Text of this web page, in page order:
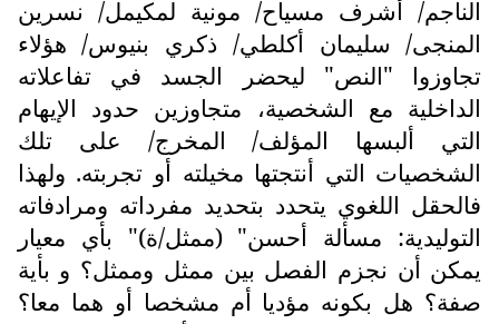
الناجم/ أشرف مسياح/ مونية لمكيمل/ نسرين
المنجى/ سليمان أكلطي/ ذكري بنيوس/ هؤلاء
تجاوزوا "النص" ليحضر الجسد في تفاعلاته
الداخلية مع الشخصية، متجاوزين حدود الإيهام
التي ألبسها المؤلف/ المخرج/ على تلك
الشخصيات التي أنتجتها مخيلته أو تجربته. ولهذا
فالحقل اللغوي يتحدد بتحديد مفرداته ومرادفاته
التوليدية: مسألة أحسن" (ممثل/ة)" بأي معيار
يمكن أن نجزم الفصل بين ممثل وممثل؟ و بأية
صفة؟ هل بكونه مؤديا أم مشخصا أو هما معا؟